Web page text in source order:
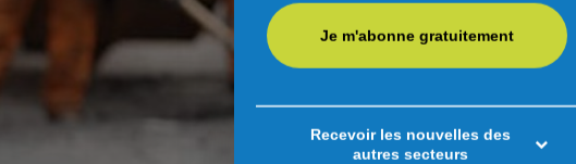
Je m'abonne gratuitement
Recevoir les nouvelles des
autres secteurs